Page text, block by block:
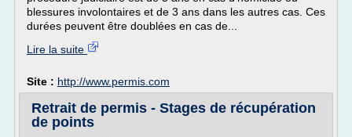
blessures involontaires et de 3 ans dans les autres cas. Ces
durées peuvent être doublées en cas de...
Lire la suite
Site : http://www.permis.com
Retrait de permis - Stages de récupération
de points